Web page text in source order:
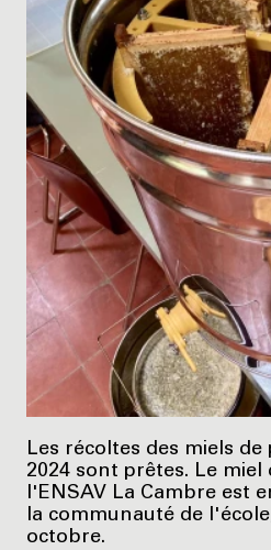
Les récoltes des miels
2024 sont prêtes. Le miel
l'ENSAV La Cambre est
la communauté de
octobre.